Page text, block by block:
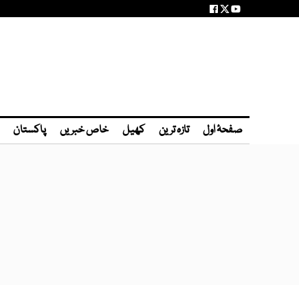
صفحۂ اول تازہ ترین کھیل خاص خبریں پاکستان